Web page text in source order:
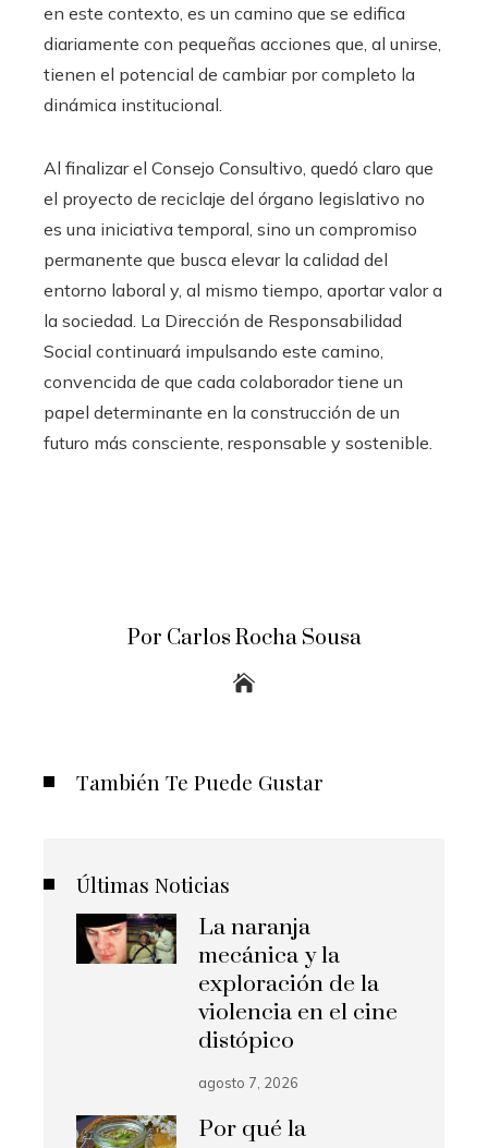
en este contexto, es un camino que se edifica
diariamente con pequeñas acciones que, al unirse,
tienen el potencial de cambiar por completo la
dinámica institucional.
Al finalizar el Consejo Consultivo, quedó claro que
el proyecto de reciclaje del órgano legislativo no
es una iniciativa temporal, sino un compromiso
permanente que busca elevar la calidad del
entorno laboral y, al mismo tiempo, aportar valor a
la sociedad. La Dirección de Responsabilidad
Social continuará impulsando este camino,
convencida de que cada colaborador tiene un
papel determinante en la construcción de un
futuro más consciente, responsable y sostenible.
Por Carlos Rocha Sousa
También Te Puede Gustar
Últimas Noticias
La naranja
mecánica y la
exploración de la
violencia en el cine
distópico
agosto 7, 2026
Por qué la